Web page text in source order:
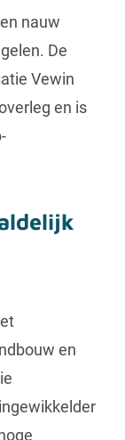
nauw
De
Vewin
en is
en